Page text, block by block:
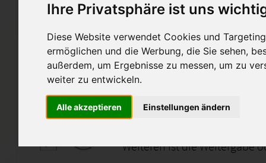
Ihre Privatsphäre ist uns
Diese Website verwendet Cookies und
ermöglichen und die Werbung, die Sie sehen,
außerdem, um Ergebnisse zu messen, um zu
weiter zu entwickeln.
Alle akzeptieren Einstellungen ändern
Technik und Informatik
Magnetischer Kreis Zeitlich
Lösung wurde mit 1,0
Bitte verwendet diese
oder Denkanstoß. Das
Weiteren ist die Weitergabe